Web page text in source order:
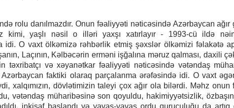
rolu danılmazdır. Onun fəaliyyəti nəticəsində Azərbaycan ağır
kimi, yaşlı nəsil o illəri yaxşı xatırlayır - 1993-cü ildə
idi. O vaxt ölkəmizə rəhbərlik etmiş şəxslər ölkəmizi fəlakətə
Laçının, Kəlbəcərin erməni işğalına məruz qalması, daxili
təxribatçı və xəyanətkar fəaliyyəti nəticəsində vətəndaş
faktiki olaraq parçalanma ərəfəsində idi. O vaxt
xalqımızın, dövlətimizin taleyi çox ağır ola bilərdi. Məhz onun
vətəndaş müharibəsinə son qoyuldu, hakimiyyətsizlik,
inkişaf başlandı və yavaş-yavaş ordu quruculuğu da artıq